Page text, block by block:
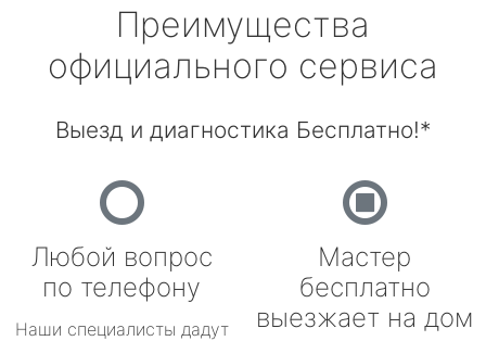
Преимущества
официального сервиса
Выезд и диагностика Бесплатно!*
Любой вопрос
по телефону
Наши специалисты дадут
Мастер
бесплатно
выезжает на дом